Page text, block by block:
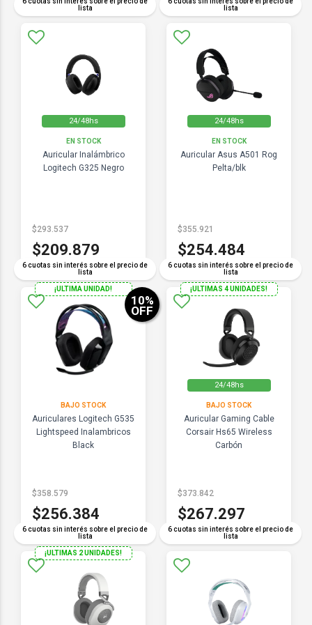
lista
lista
24/48hs
EN STOCK
Auricular Inalámbrico
Logitech G325 Negro
6 cuotas sin interés sobre el precio de
lista
$293.537
$209.879
24/48hs
EN STOCK
Auricular Asus A501 Rog
Pelta/blk
6 cuotas sin interés sobre el precio de
lista
$355.921
$254.484
¡ULTIMA UNIDAD!
BAJO STOCK
Auriculares Logitech G535
Lightspeed Inalambricos
Black
6 cuotas sin interés sobre el precio de
lista
10%
OFF
$358.579
$256.384
24/48hs
¡ULTIMAS 4 UNIDADES!
BAJO STOCK
Auricular Gaming Cable
Corsair Hs65 Wireless
Carbón
6 cuotas sin interés sobre el precio de
lista
$373.842
$267.297
¡ULTIMAS 2 UNIDADES!